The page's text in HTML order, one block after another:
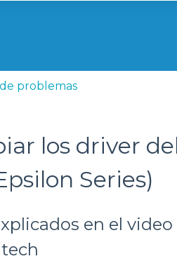
problemas
los driver
Series)
en el